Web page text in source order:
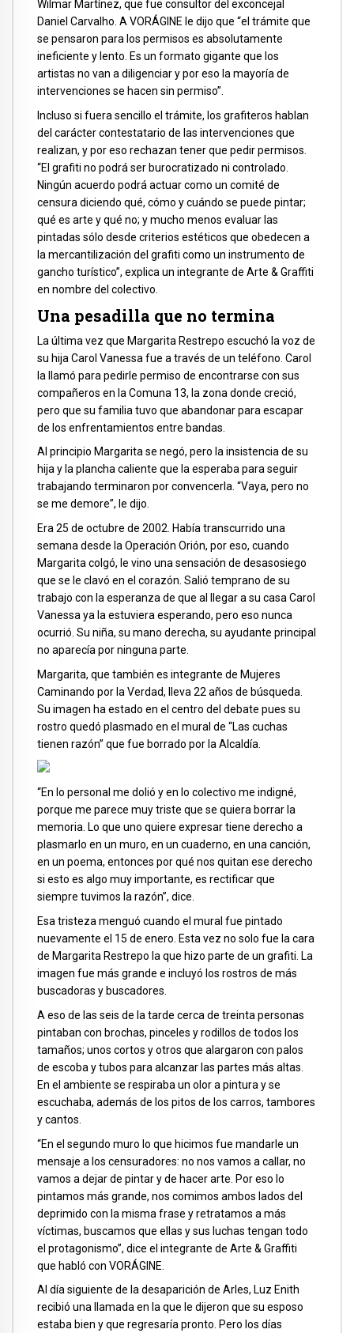
Wilmar Martínez, que fue consultor del exconcejal
Daniel Carvalho. A VORÁGINE le dijo que “el trámite que
se pensaron para los permisos es absolutamente
ineficiente y lento. Es un formato gigante que los
artistas no van a diligenciar y por eso la mayoría de
intervenciones se hacen sin permiso”.
Incluso si fuera sencillo el trámite, los grafiteros hablan
del carácter contestatario de las intervenciones que
realizan, y por eso rechazan tener que pedir permisos.
“El grafiti no podrá ser burocratizado ni controlado.
Ningún acuerdo podrá actuar como un comité de
censura diciendo qué, cómo y cuándo se puede pintar;
qué es arte y qué no; y mucho menos evaluar las
pintadas sólo desde criterios estéticos que obedecen a
la mercantilización del grafiti como un instrumento de
gancho turístico”, explica un integrante de Arte & Graffiti
en nombre del colectivo.
Una pesadilla que no termina
La última vez que Margarita Restrepo escuchó la voz de
su hija Carol Vanessa fue a través de un teléfono. Carol
la llamó para pedirle permiso de encontrarse con sus
compañeros en la Comuna 13, la zona donde creció,
pero que su familia tuvo que abandonar para escapar
de los enfrentamientos entre bandas.
Al principio Margarita se negó, pero la insistencia de su
hija y la plancha caliente que la esperaba para seguir
trabajando terminaron por convencerla. “Vaya, pero no
se me demore”, le dijo.
Era 25 de octubre de 2002. Había transcurrido una
semana desde la Operación Orión, por eso, cuando
Margarita colgó, le vino una sensación de desasosiego
que se le clavó en el corazón. Salió temprano de su
trabajo con la esperanza de que al llegar a su casa Carol
Vanessa ya la estuviera esperando, pero eso nunca
ocurrió. Su niña, su mano derecha, su ayudante principal
no aparecía por ninguna parte.
Margarita, que también es integrante de Mujeres
Caminando por la Verdad, lleva 22 años de búsqueda.
Su imagen ha estado en el centro del debate pues su
rostro quedó plasmado en el mural de “Las cuchas
tienen razón” que fue borrado por la Alcaldía.
“En lo personal me dolió y en lo colectivo me indigné,
porque me parece muy triste que se quiera borrar la
memoria. Lo que uno quiere expresar tiene derecho a
plasmarlo en un muro, en un cuaderno, en una canción,
en un poema, entonces por qué nos quitan ese derecho
si esto es algo muy importante, es rectificar que
siempre tuvimos la razón”, dice.
Esa tristeza menguó cuando el mural fue pintado
nuevamente el 15 de enero. Esta vez no solo fue la cara
de Margarita Restrepo la que hizo parte de un grafiti. La
imagen fue más grande e incluyó los rostros de más
buscadoras y buscadores.
A eso de las seis de la tarde cerca de treinta personas
pintaban con brochas, pinceles y rodillos de todos los
tamaños; unos cortos y otros que alargaron con palos
de escoba y tubos para alcanzar las partes más altas.
En el ambiente se respiraba un olor a pintura y se
escuchaba, además de los pitos de los carros, tambores
y cantos.
“En el segundo muro lo que hicimos fue mandarle un
mensaje a los censuradores: no nos vamos a callar, no
vamos a dejar de pintar y de hacer arte. Por eso lo
pintamos más grande, nos comimos ambos lados del
deprimido con la misma frase y retratamos a más
víctimas, buscamos que ellas y sus luchas tengan todo
el protagonismo”, dice el integrante de Arte & Graffiti
que habló con VORÁGINE.
Al día siguiente de la desaparición de Arles, Luz Enith
recibió una llamada en la que le dijeron que su esposo
estaba bien y que regresaría pronto. Pero los días